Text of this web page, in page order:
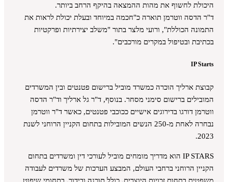
היכולת לחשוף את מהות ההמצאה בהיקף הרחב ביותר.
ד"ר הדסה ווטרמן תוארה כ"חכמה במיוחד ובעלת יכולת לראות את
התמונה הכוללת", ורועי מלצר בתור "משלב יצירתיות ופרקטיות
בכתיבת ובטיפול במקרים מורכבים".
IP Starts
קבוצת ארליך הוכרה כמשרד מוביל ברישום פטנטים ובין המשרדים
המובילים ברישום סימני מסחר. בנוסף, ד"ר גל ארליך וד"ר הדסה
ווטרמן דורגו בדירוגים אישיים ככוכבי פטנטים, כאשר ד"ר ווטרמן
נבחרה לאחת מ-250 הנשים המובילות בתחום הקניין הרוחני לשנת
2023.
IP STARS הוא מדריך מומחים מוביל לעורכי דין ומשרדים בתחום
הקניין הרוחני ברחבי העולם, המבצע הערכות של משרדים לעבודה